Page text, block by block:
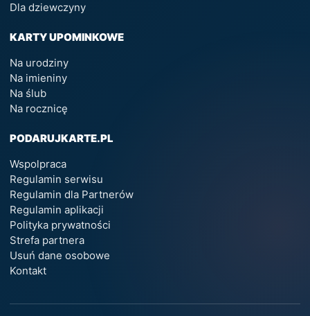
Dla dziewczyny
KARTY UPOMINKOWE
Na urodziny
Na imieniny
Na ślub
Na rocznicę
PODARUJKARTE.PL
Wspolpraca
Regulamin serwisu
Regulamin dla Partnerów
Regulamin aplikacji
Polityka prywatności
Strefa partnera
Usuń dane osobowe
Kontakt